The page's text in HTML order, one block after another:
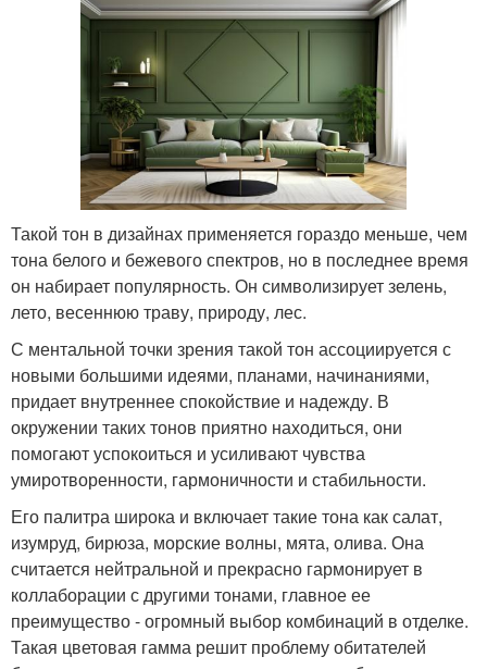
Такой тон в дизайнах применяется гораздо меньше, чем
тона белого и бежевого спектров, но в последнее время
он набирает популярность. Он символизирует зелень,
лето, весеннюю траву, природу, лес.
С ментальной точки зрения такой тон ассоциируется с
новыми большими идеями, планами, начинаниями,
придает внутреннее спокойствие и надежду. В
окружении таких тонов приятно находиться, они
помогают успокоиться и усиливают чувства
умиротворенности, гармоничности и стабильности.
Его палитра широка и включает такие тона как салат,
изумруд, бирюза, морские волны, мята, олива. Она
считается нейтральной и прекрасно гармонирует в
коллаборации с другими тонами, главное ее
преимущество - огромный выбор комбинаций в отделке.
Такая цветовая гамма решит проблему обитателей